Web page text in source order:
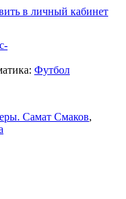
в личный кабинет
Футбол
Самат Смаков,